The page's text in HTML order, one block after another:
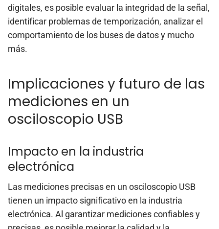
digitales, es posible evaluar la integridad de la señal,
identificar problemas de temporización, analizar el
comportamiento de los buses de datos y mucho
más.
Implicaciones y futuro de las
mediciones en un
osciloscopio USB
Impacto en la industria
electrónica
Las mediciones precisas en un osciloscopio USB
tienen un impacto significativo en la industria
electrónica. Al garantizar mediciones confiables y